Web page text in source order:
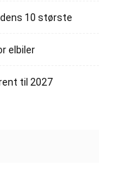
10 største
elbiler
til 2027